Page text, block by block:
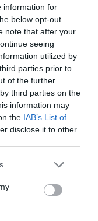
information for
below opt-out
note that after your
seeing
utilized by
parties prior to
of the further
third parties on the
information may
the IAB’s List of
disclose it to other
ustionati di
recupera le
a Prato dal
può più a
i senzatetto.
l’avvocato
la vita:
un permesso di